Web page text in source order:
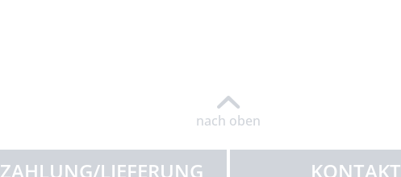
nach oben
ZAHLUNG/LIEFERUNG KONTAKT